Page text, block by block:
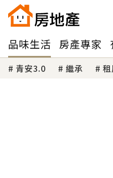
品味生活 房產專家
青安3.0 繼承